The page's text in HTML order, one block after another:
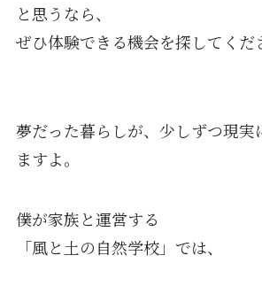
と思うなら、
ぜひ体験できる機会を探してくだ
夢だった暮らしが、少しずつ現実
ますよ。
僕が家族と運営する
「風と土の自然学校」では、